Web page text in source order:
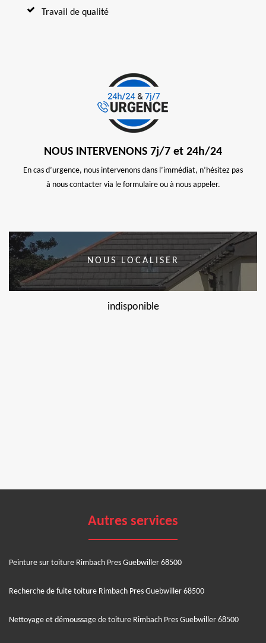
Travail de qualité
NOUS INTERVENONS 7j/7 et 24h/24
En cas d’urgence, nous intervenons dans l’immédiat, n’hésitez pas
à nous contacter via le formulaire ou à nous appeler.
NOUS LOCALISER
indisponible
Autres services
Peinture sur toiture Rimbach Pres Guebwiller 68500
Recherche de fuite toiture Rimbach Pres Guebwiller 68500
Nettoyage et démoussage de toiture Rimbach Pres Guebwiller 68500